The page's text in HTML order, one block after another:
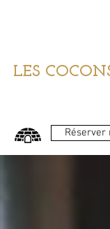
LES
Réserver